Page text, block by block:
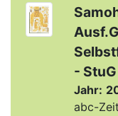
Ausf.G
-
Jahr:
abc-